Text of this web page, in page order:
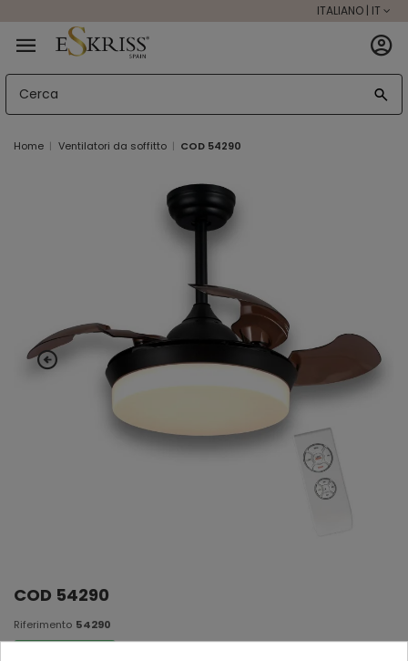
ITALIANO | IT
Home Ventilatori da soffitto COD 54290
COD 54290
Riferimento 54290